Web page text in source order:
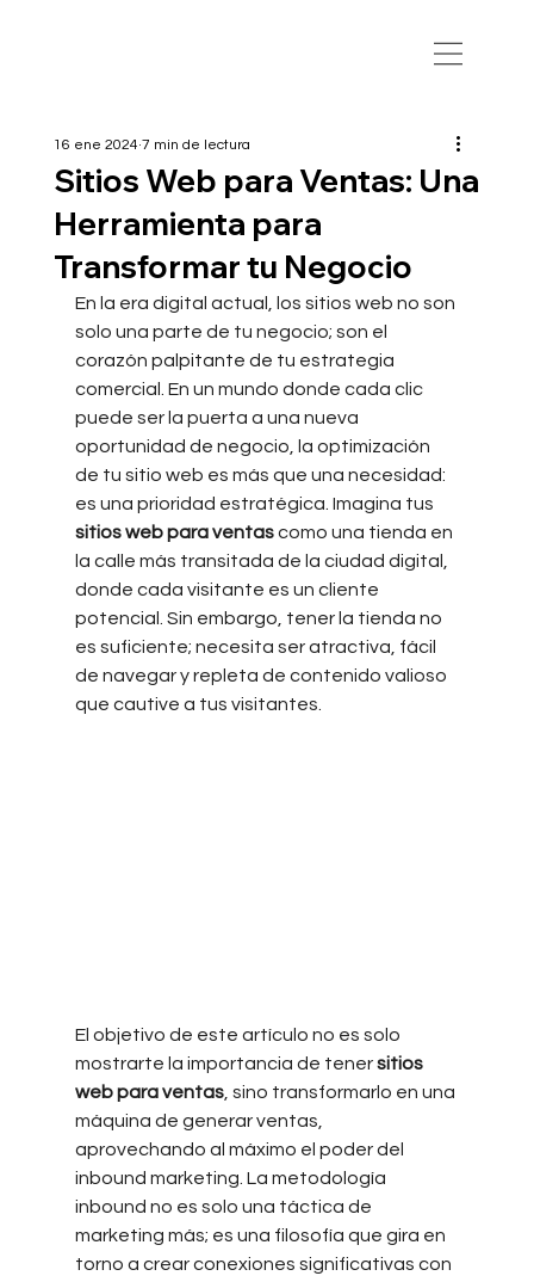
Sitios Web para Ventas: Una
Herramienta para
Transformar tu Negocio
16 ene 2024 7 min de lectura
En la era digital actual, los sitios web no son
solo una parte de tu negocio; son el
corazón palpitante de tu estrategia
comercial. En un mundo donde cada clic
puede ser la puerta a una nueva
oportunidad de negocio, la optimización
de tu sitio web es más que una necesidad:
es una prioridad estratégica. Imagina tus
sitios web para ventas como una tienda en
la calle más transitada de la ciudad digital,
donde cada visitante es un cliente
potencial. Sin embargo, tener la tienda no
es suficiente; necesita ser atractiva, fácil
de navegar y repleta de contenido valioso
que cautive a tus visitantes.
El objetivo de este artículo no es solo
mostrarte la importancia de tener sitios
web para ventas, sino transformarlo en una
máquina de generar ventas,
aprovechando al máximo el poder del
inbound marketing. La metodología
inbound no es solo una táctica de
marketing más; es una filosofía que gira en
torno a crear conexiones significativas con